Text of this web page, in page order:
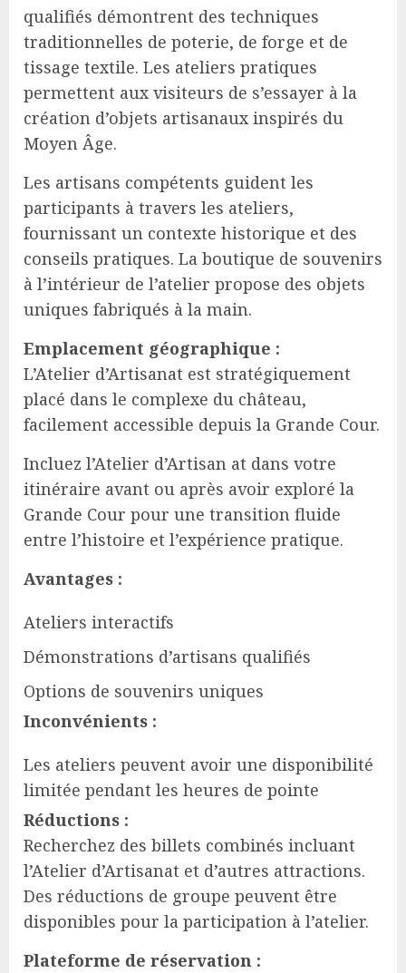
qualifiés démontrent des techniques
traditionnelles de poterie, de forge et de
tissage textile. Les ateliers pratiques
permettent aux visiteurs de s’essayer à la
création d’objets artisanaux inspirés du
Moyen Âge.
Les artisans compétents guident les
participants à travers les ateliers,
fournissant un contexte historique et des
conseils pratiques. La boutique de souvenirs
à l’intérieur de l’atelier propose des objets
uniques fabriqués à la main.
Emplacement géographique :
L’Atelier d’Artisanat est stratégiquement
placé dans le complexe du château,
facilement accessible depuis la Grande Cour.
Incluez l’Atelier d’Artisan at dans votre
itinéraire avant ou après avoir exploré la
Grande Cour pour une transition fluide
entre l’histoire et l’expérience pratique.
Avantages :
Ateliers interactifs
Démonstrations d’artisans qualifiés
Options de souvenirs uniques
Inconvénients :
Les ateliers peuvent avoir une disponibilité
limitée pendant les heures de pointe
Réductions :
Recherchez des billets combinés incluant
l’Atelier d’Artisanat et d’autres attractions.
Des réductions de groupe peuvent être
disponibles pour la participation à l’atelier.
Plateforme de réservation :